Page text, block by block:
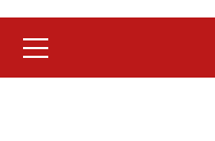
principale